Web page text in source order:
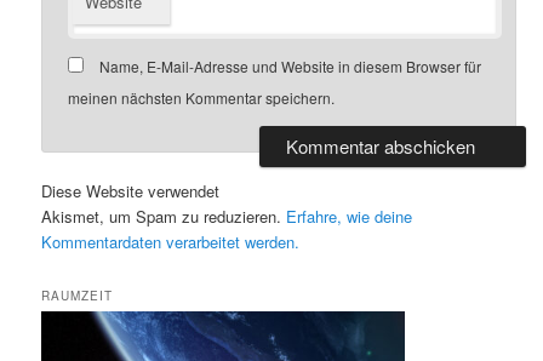
Name, E-Mail-Adresse und Website in diesem Browser für
meinen nächsten Kommentar speichern.
Diese Website verwendet
Akismet, um Spam zu reduzieren. Erfahre, wie deine
Kommentardaten verarbeitet werden.
RAUMZEIT